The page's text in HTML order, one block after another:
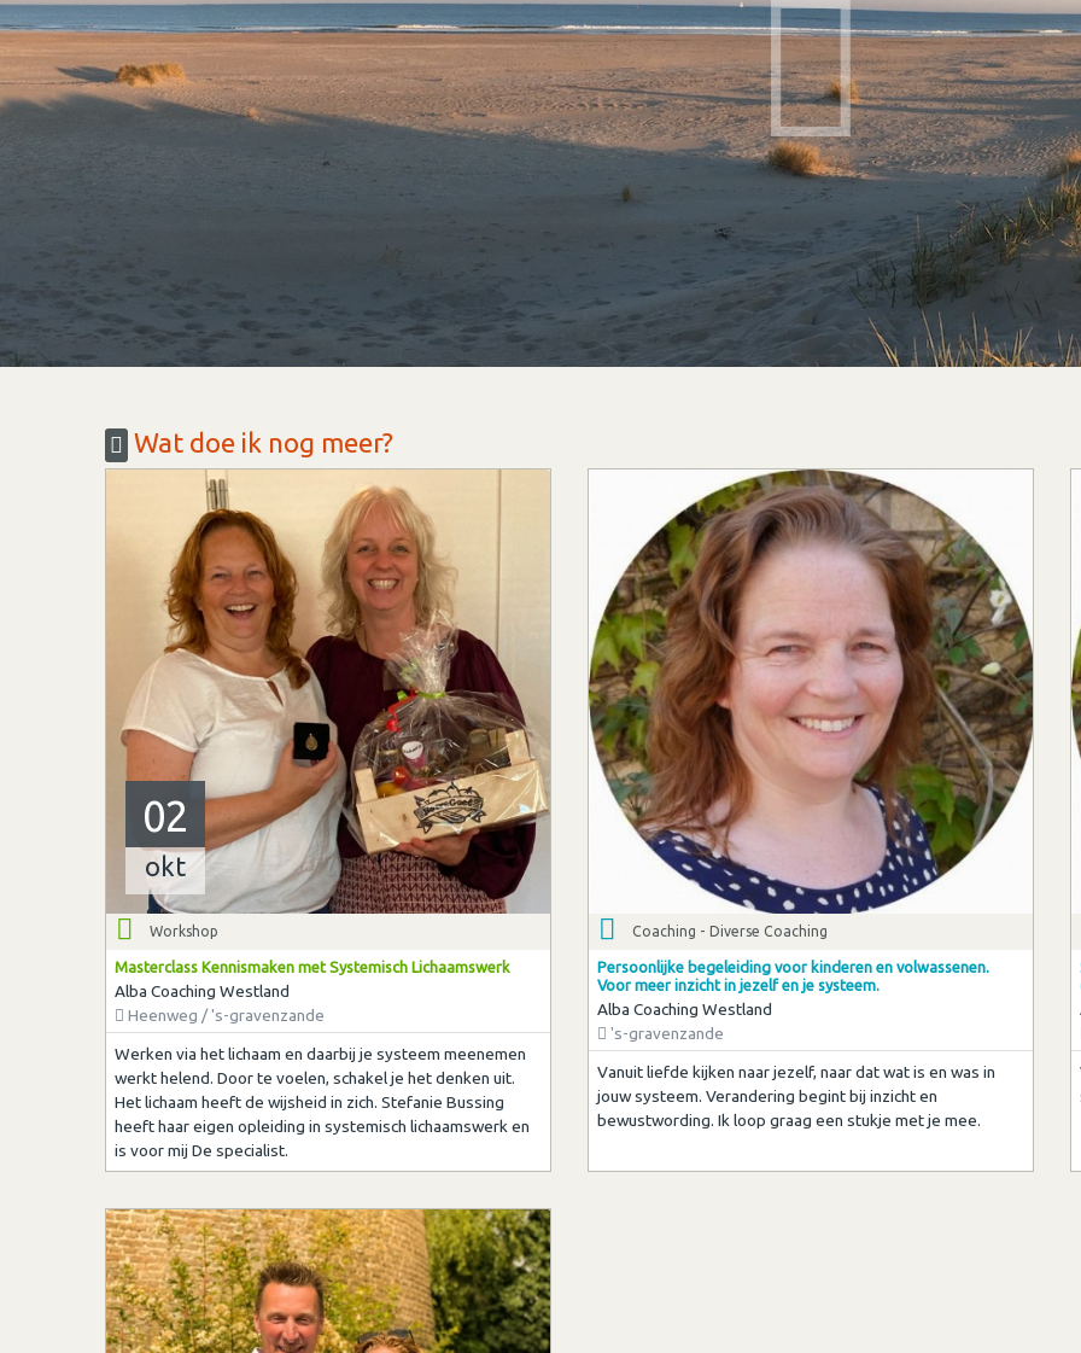
Wat doe ik nog meer?
02
okt
Workshop
Masterclass Kennismaken met Systemisch Lichaamswerk
Alba Coaching Westland
Heenweg / 's-gravenzande
Werken via het lichaam en daarbij je systeem meenemen
werkt helend. Door te voelen, schakel je het denken uit.
Het lichaam heeft de wijsheid in zich. Stefanie Bussing
heeft haar eigen opleiding in systemisch lichaamswerk en
is voor mij De specialist.
Coaching - Diverse Coaching
Persoonlijke begeleiding voor kinderen en volwassenen.
Voor meer inzicht in jezelf en je systeem.
Alba Coaching Westland
's-gravenzande
Vanuit liefde kijken naar jezelf, naar dat wat is en was in
jouw systeem. Verandering begint bij inzicht en
bewustwording. Ik loop graag een stukje met je mee.